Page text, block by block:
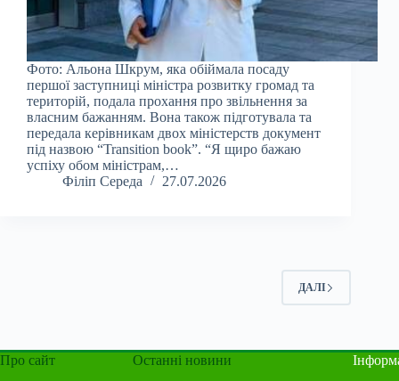
Фото: Альона Шкрум, яка обіймала посаду
першої заступниці міністра розвитку громад та
територій, подала прохання про звільнення за
власним бажанням. Вона також підготувала та
передала керівникам двох міністерств документ
під назвою “Transition book”. “Я щиро бажаю
успіху обом міністрам,…
Філіп Середа
27.07.2026
ДАЛІ
Про сайт Останні новини